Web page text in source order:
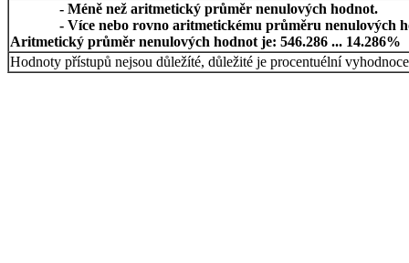
- Méně než aritmetický průměr nenulových hodnot.
- Více nebo rovno aritmetickému průměru nenulových
Aritmetický průměr nenulových hodnot je: 546.286 ... 14.286%
Hodnoty přístupů nejsou důležíté, důležité je procentuélní